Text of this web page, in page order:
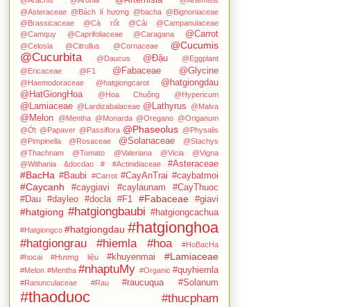
@Asteraceae @Bách lí hương @bacha @Bignoniaceae
@Brassicaceae
@Cà rốt @Cải
@Campanulaceae
@Camquy
@Caprifoliaceae @Caragana @Carrot
@Celosia @Citrullus @Cornaceae @Cucumis
@Cucurbita @Daucus @Đậu
@Eggplant
@Ericaceae
@F1 @Fabaceae @Glycine
@Haemodoraceae @hatgiongcarot
@hatgiongdau
@HatGiongHoa
@Hoa Chuông @Hypericum
@Lamiaceae @Lardizabalaceae @Lathyrus @Malva
@Melon @Mentha @Monarda @Oregano @Origanum
@Ớt @Papaver @Passiflora @Phaseolus @Physalis
@Pimpinella
@Rosaceae @Solanaceae
@Stachys
@Thachnam
@Tomato @Valeriana @Vicia
@Vigna
@Withania
&docdao # #Actinidiaceae #Asteraceae
#BacHa #Baubi #Carrot #CayAnTrai #caybatmoi
#Caycanh #caygiavi #caylaunam
#CayThuoc
#Dau
#dayleo #docla #F1 #Fabaceae #giavi
#hatgiong #hatgiongbaubi #hatgiongcachua
#Hatgiongco #hatgiongdau #hatgionghoa
#hatgiongrau #hiemla #hoa
#HoBacHa
#hocai
#Hương liệu #khuyenmai #Lamiaceae
#Melon #Mentha #nhaptuMy #Organic #quyhiemla
#Ranunculaceae #Rau #raucuqua #Solanum
#thaoduoc #thucpham